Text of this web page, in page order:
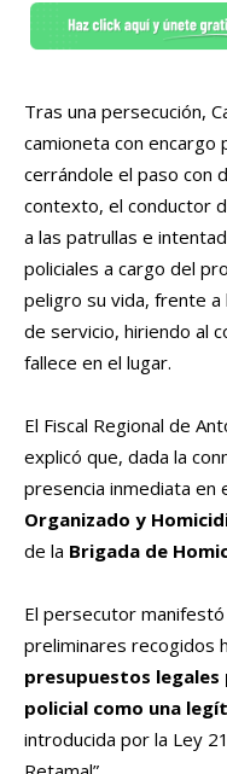
Tras una persecución,
camioneta con encargo
cerrándole el paso con
contexto, el conductor
a las patrullas e
policiales a cargo del
peligro su vida, frente a
de servicio, hiriendo al
fallece en el lugar.
El Fiscal Regional de
explicó que, dada la
presencia inmediata en
Organizado y
de la Brigada de
El persecutor
preliminares recogidos
presupuestos
policial como una
introducida por la Ley